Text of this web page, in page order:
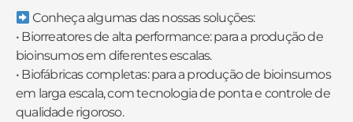
Conheça algumas das nossas soluções:
• Biorreatores de alta performance: para a produção de
bioinsumos em diferentes escalas.
• Biofábricas completas: para a produção de bioinsumos
em larga escala, com tecnologia de ponta e controle de
qualidade rigoroso.